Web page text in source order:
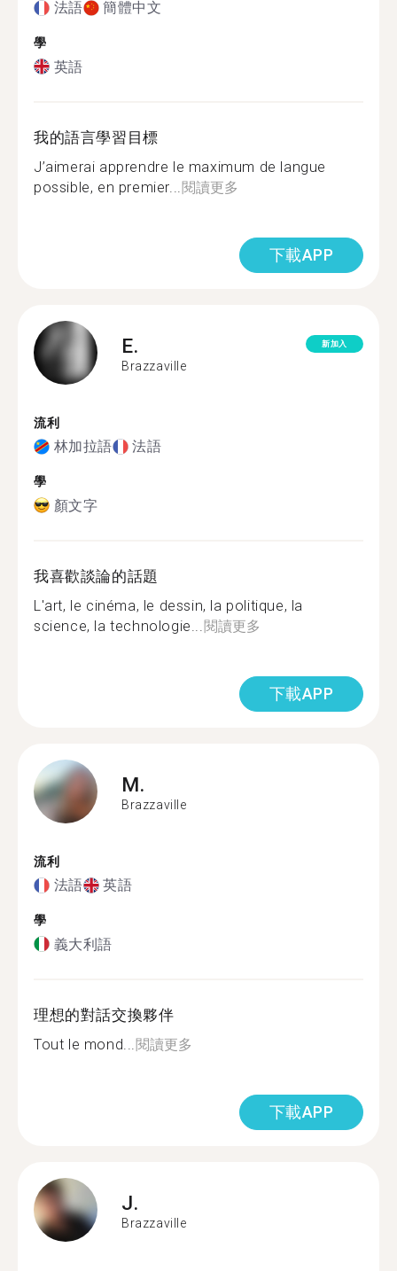
法語 簡體中文
學
英語
我的語言學習目標
J’aimerai apprendre le maximum de langue
possible, en premier... 閱讀更多
下載APP
E.
Brazzaville
新加入
流利
林加拉語 法語
學
顏文字
我喜歡談論的話題
L'art, le cinéma, le dessin, la politique, la
science, la technologie... 閱讀更多
下載APP
M.
Brazzaville
流利
法語 英語
學
義大利語
理想的對話交換夥伴
Tout le mond... 閱讀更多
下載APP
J.
Brazzaville